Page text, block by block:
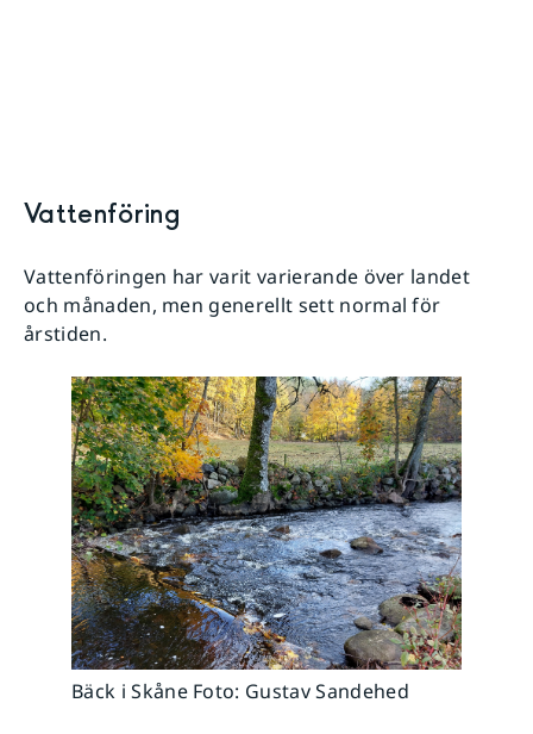
Vattenföring
Vattenföringen har varit varierande över landet
och månaden, men generellt sett normal för
årstiden.
Bäck i Skåne Foto: Gustav Sandehed